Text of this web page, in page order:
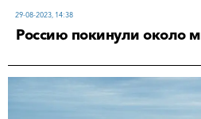
29-08-2023, 14:38
Россию покинули около